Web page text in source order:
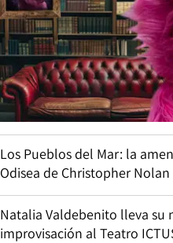
Los Pueblos del Mar: la
Odisea de Christopher Nolan
Natalia Valdebenito lleva su
improvisación al Teatro